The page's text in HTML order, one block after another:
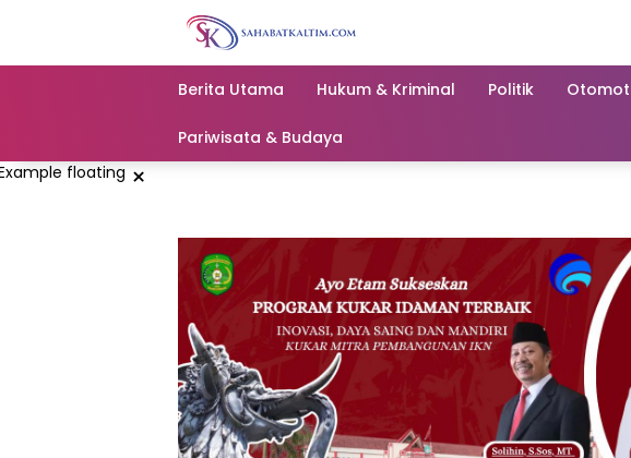
Berita Utama Hukum & Kriminal Politik
Pariwisata & Budaya
×